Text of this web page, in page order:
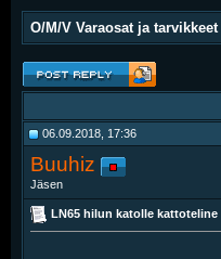
O/M/V Varaosat ja tarvikkeet
06.09.2018, 17:36
Buuhiz
Jäsen
LN65 hilun katolle kattoteline